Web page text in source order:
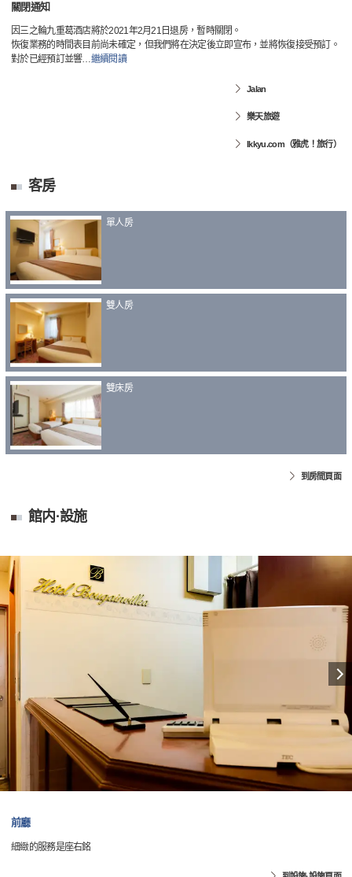
關閉通知
因三之輪九重葛酒店將於2021年2月21日退房，暫時關閉。
恢復業務的時間表目前尚未確定，但我們將在決定後立即宣布，並將恢復接受預訂。
對於已經預訂並響…繼續閱讀
Jalan
樂天旅遊
Ikkyu.com（雅虎！旅行）
客房
單人房
雙人房
雙床房
到房間頁面
館内·設施
前廳
細緻的服務是座右銘